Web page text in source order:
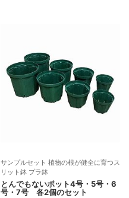
サンプルセット 植物の根が健全に育つス
リット鉢 プラ鉢
とんでもないポット4号・5号・6
号・7号 各2個のセット